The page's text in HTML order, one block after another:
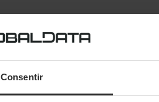
Consentir